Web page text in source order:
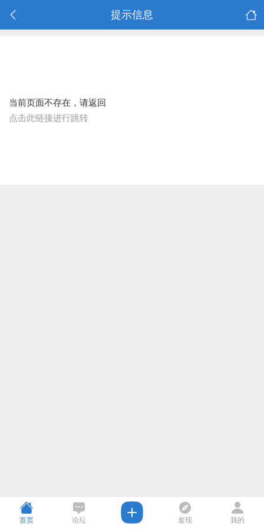
提示信息
当前页面不存在，请返回
点击此链接进行跳转
首页 论坛 发现 我的